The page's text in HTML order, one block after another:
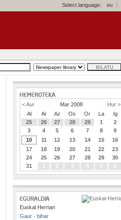
Select language: eu
< Aur Mar 2008
Hur >
Al
Ar Az Os Or La
Ig
25
26 27 28 29 1
2
3
4 5 6 7 8
9
10
11 12 13 14 15
16
17
18 19 20 21 22
23
24
25 26 27 28 29
30
31
1 2 3 4 5 6
Euskal Herrian
Gaur - bihar